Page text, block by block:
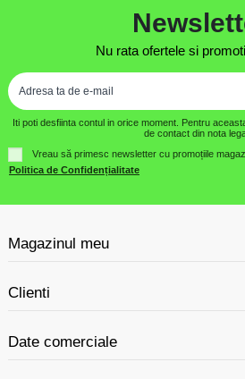
Nu rata ofertele si
Iti poti desfiinta contul in orice moment. Pentru
de contact din nota
Vreau să primesc newsletter cu promoțiile
Politica de Confidențialitate
Magazinul meu
Clienti
Date comerciale